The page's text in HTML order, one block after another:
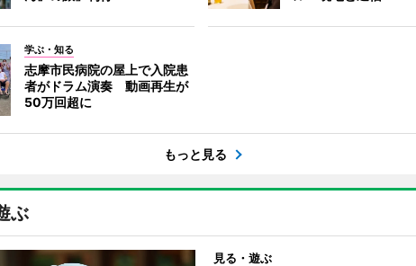
学ぶ・知る
志摩市民病院の屋上で入院患
者がドラム演奏 動画再生が
50万回超に
もっと見る
ぶ
見る・遊ぶ